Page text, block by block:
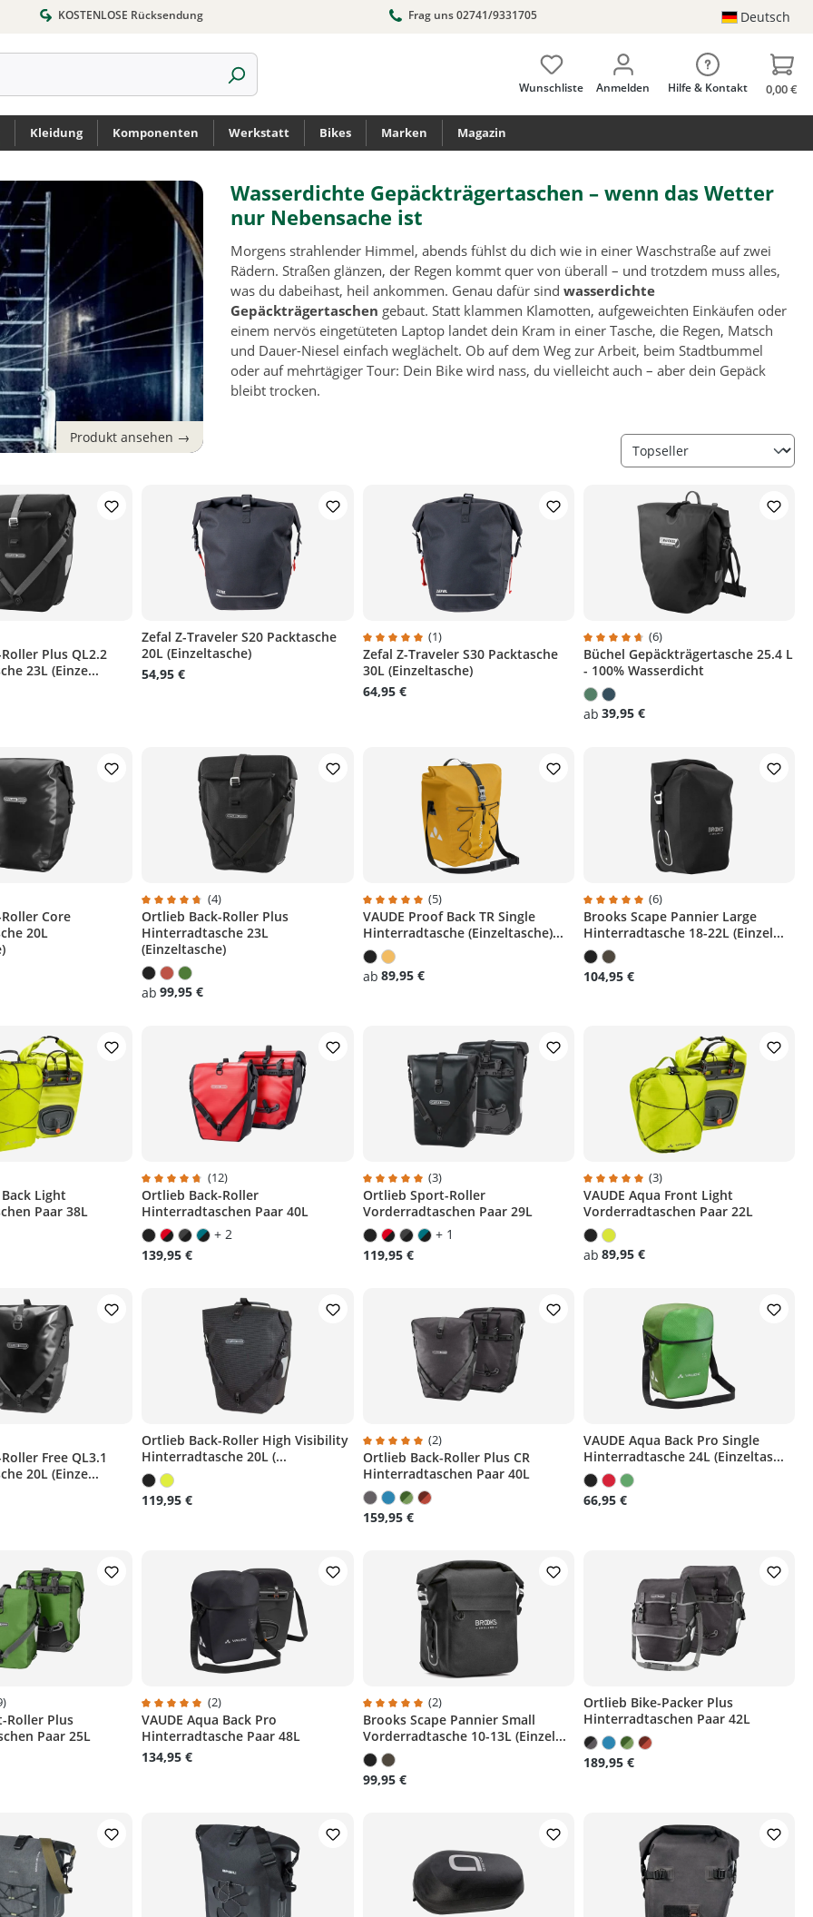
KOSTENLOSE Rücksendung Frag uns 02741/9331705 Deutsch
Wunschliste Anmelden Hilfe & Kontakt 0,00 €
Kleidung Komponenten Werkstatt Bikes Marken Magazin
Wasserdichte Gepäckträgertaschen – wenn das Wetter
nur Nebensache ist
Morgens strahlender Himmel, abends fühlst du dich wie in einer Waschstraße auf zwei
Rädern. Straßen glänzen, der Regen kommt quer von überall – und trotzdem muss alles,
was du dabeihast, heil ankommen. Genau dafür sind wasserdichte
Gepäckträgertaschen gebaut. Statt klammen Klamotten, aufgeweichten Einkäufen oder
einem nervös eingetüteten Laptop landet dein Kram in einer Tasche, die Regen, Matsch
und Dauer-Niesel einfach weglächelt. Ob auf dem Weg zur Arbeit, beim Stadtbummel
oder auf mehrtägiger Tour: Dein Bike wird nass, du vielleicht auch – aber dein Gepäck
bleibt trocken.
Bewertung von 5 von 5 Sternen
Plus QL2.2
23L (Einze...
Zefal Z-Traveler S20 Packtasche
20L (Einzeltasche)
54,95 €
Durchschnittliche Bewertung von 5 von 5 Sternen
(1)
Zefal Z-Traveler S30 Packtasche
30L (Einzeltasche)
64,95 €
Durchschnittliche Bewertung von 4.7
(6)
Büchel Gepäckträgertasche 25.4 L
- 100% Wasserdicht
ab 39,95 €
Bewertung von 4.6 von 5 Sternen
Core
20L
Durchschnittliche Bewertung von 4.7 von 5 Sternen
(4)
Ortlieb Back-Roller Plus
Hinterradtasche 23L
(Einzeltasche)
ab 99,95 €
Durchschnittliche Bewertung von 5 von 5 Sternen
(5)
VAUDE Proof Back TR Single
Hinterradtasche (Einzeltasche)...
ab 89,95 €
Durchschnittliche Bewertung von 5
(6)
Brooks Scape Pannier Large
Hinterradtasche 18-22L (Einzel...
104,95 €
Bewertung von 4.5 von 5 Sternen
Back Light
Paar 38L
Durchschnittliche Bewertung von 4.8 von 5 Sternen
(12)
Ortlieb Back-Roller
Hinterradtaschen Paar 40L
+ 2
139,95 €
Durchschnittliche Bewertung von 5 von 5 Sternen
(3)
Ortlieb Sport-Roller
Vorderradtaschen Paar 29L
+ 1
119,95 €
Durchschnittliche Bewertung von 5
(3)
VAUDE Aqua Front Light
Vorderradtaschen Paar 22L
ab 89,95 €
Bewertung von 5 von 5 Sternen
Free QL3.1
20L (Einze...
Ortlieb Back-Roller High Visibility
Hinterradtasche 20L (...
119,95 €
Durchschnittliche Bewertung von 5 von 5 Sternen
(2)
Ortlieb Back-Roller Plus CR
Hinterradtaschen Paar 40L
159,95 €
VAUDE Aqua Back Pro Single
Hinterradtasche 24L (Einzeltas...
66,95 €
Bewertung von 4.9 von 5 Sternen
Roller Plus
Paar 25L
Durchschnittliche Bewertung von 5 von 5 Sternen
(2)
VAUDE Aqua Back Pro
Hinterradtasche Paar 48L
134,95 €
Durchschnittliche Bewertung von 5 von 5 Sternen
(2)
Brooks Scape Pannier Small
Vorderradtasche 10-13L (Einzel...
99,95 €
Ortlieb Bike-Packer Plus
Hinterradtaschen Paar 42L
189,95 €